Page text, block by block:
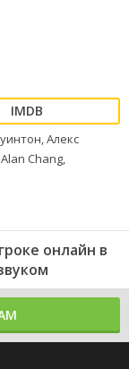
Алекс
Chang,
онлайн в